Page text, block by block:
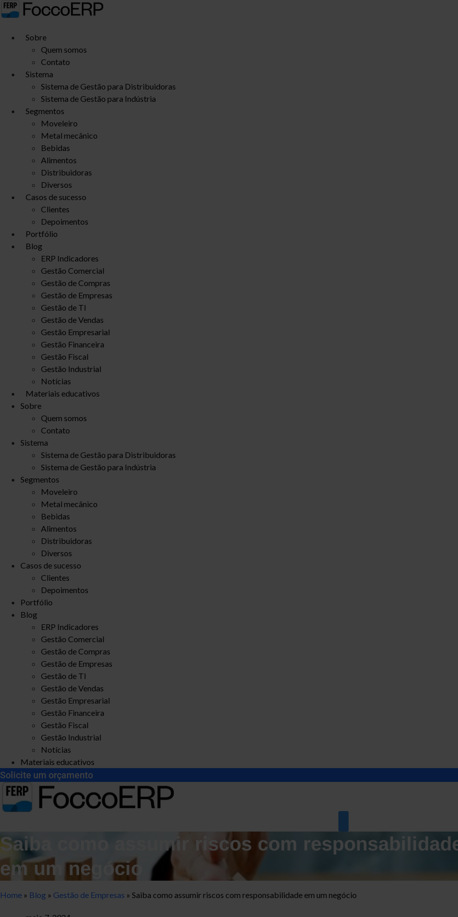
Ir
para
conteúdo
Sobre
Quem somos
Contato
Sistema
Sistema de Gestão para Distribuidoras
Sistema de Gestão para Indústria
Segmentos
Moveleiro
Metal mecânico
Bebidas
Alimentos
Distribuidoras
Diversos
Casos de sucesso
Clientes
Depoimentos
Portfólio
Blog
ERP Indicadores
Gestão Comercial
Gestão de Compras
Gestão de Empresas
Gestão de TI
Gestão de Vendas
Gestão Empresarial
Gestão Financeira
Gestão Fiscal
Gestão Industrial
Notícias
Materiais educativos
Sobre
Quem somos
Contato
Sistema
Sistema de Gestão para Distribuidoras
Sistema de Gestão para Indústria
Segmentos
Moveleiro
Metal mecânico
Bebidas
Alimentos
Distribuidoras
Diversos
Casos de sucesso
Clientes
Depoimentos
Portfólio
Blog
ERP Indicadores
Gestão Comercial
Gestão de Compras
Gestão de Empresas
Gestão de TI
Gestão de Vendas
Gestão Empresarial
Gestão Financeira
Gestão Fiscal
Gestão Industrial
Notícias
Materiais educativos
Solicite um orçamento
Saiba como assumir riscos com
em um negócio
Home » Blog » Gestão de Empresas » Saiba como assumir riscos com responsabilidade em um negócio